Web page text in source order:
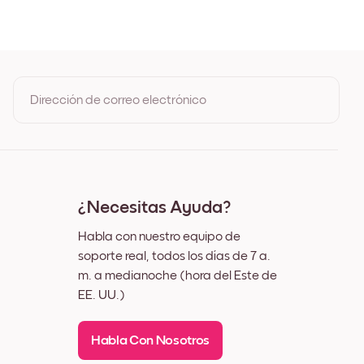
Dirección de correo electrónico
¿Necesitas Ayuda?
Habla con nuestro equipo de
soporte real, todos los días de 7 a.
m. a medianoche (hora del Este de
EE. UU.)
Habla Con Nosotros